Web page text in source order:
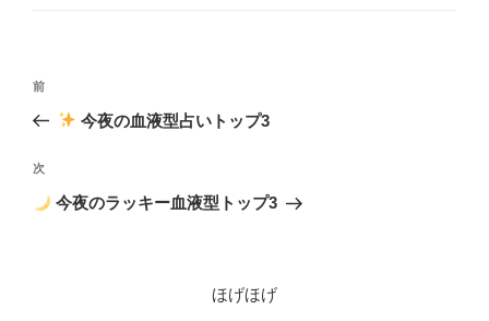
投
ビ
ゲ
前
の
稿
前
今夜の血液型占いトップ3
次
の
次
今夜のラッキー血液型トップ3
ほげほげ